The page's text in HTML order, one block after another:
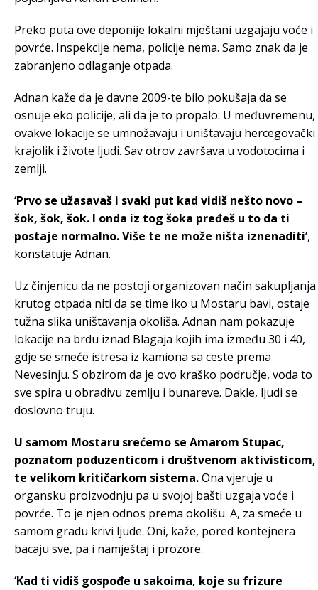
Preko puta ove deponije lokalni mještani uzgajaju voće i
povrće. Inspekcije nema, policije nema. Samo znak da je
zabranjeno odlaganje otpada.
Adnan kaže da je davne 2009-te bilo pokušaja da se
osnuje eko policije, ali da je to propalo. U međuvremenu,
ovakve lokacije se umnožavaju i uništavaju hercegovački
krajolik i živote ljudi. Sav otrov završava u vodotocima i
zemlji.
‘Prvo se užasavaš i svaki put kad vidiš nešto novo –
šok, šok, šok. I onda iz tog šoka pređeš u to da ti
postaje normalno. Više te ne može ništa iznenaditi‘,
konstatuje Adnan.
Uz činjenicu da ne postoji organizovan način sakupljanja
krutog otpada niti da se time iko u Mostaru bavi, ostaje
tužna slika uništavanja okoliša. Adnan nam pokazuje
lokacije na brdu iznad Blagaja kojih ima između 30 i 40,
gdje se smeće istresa iz kamiona sa ceste prema
Nevesinju. S obzirom da je ovo kraško područje, voda to
sve spira u obradivu zemlju i bunareve. Dakle, ljudi se
doslovno truju.
U samom Mostaru srećemo se Amarom Stupac,
poznatom poduzenticom i društvenom aktivisticom,
te velikom kritičarkom sistema.Ona vjeruje u
organsku proizvodnju pa u svojoj bašti uzgaja voće i
povrće. To je njen odnos prema okolišu. A, za smeće u
samom gradu krivi ljude. Oni, kaže, pored kontejnera
bacaju sve, pa i namještaj i prozore.
‘Kad ti vidiš gospođe u sakoima, koje su frizure